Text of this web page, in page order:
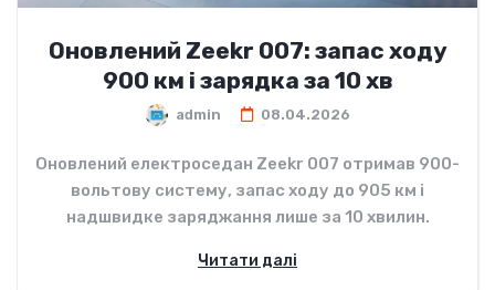
Оновлений Zeekr 007: запас ходу
900 км і зарядка за 10 хв
admin 08.04.2026
Оновлений електроседан Zeekr 007 отримав 900-
вольтову систему, запас ходу до 905 км і
надшвидке заряджання лише за 10 хвилин.
Читати далі